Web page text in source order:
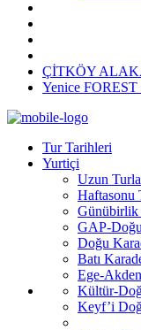
ÇİTKÖY
Yenice
Tur Tarihleri
Yurtiçi
Uzun
Haftasonu
Günübirlik
GAP-
Doğu
Batı
Ege-
Kültür-
Keyf’i